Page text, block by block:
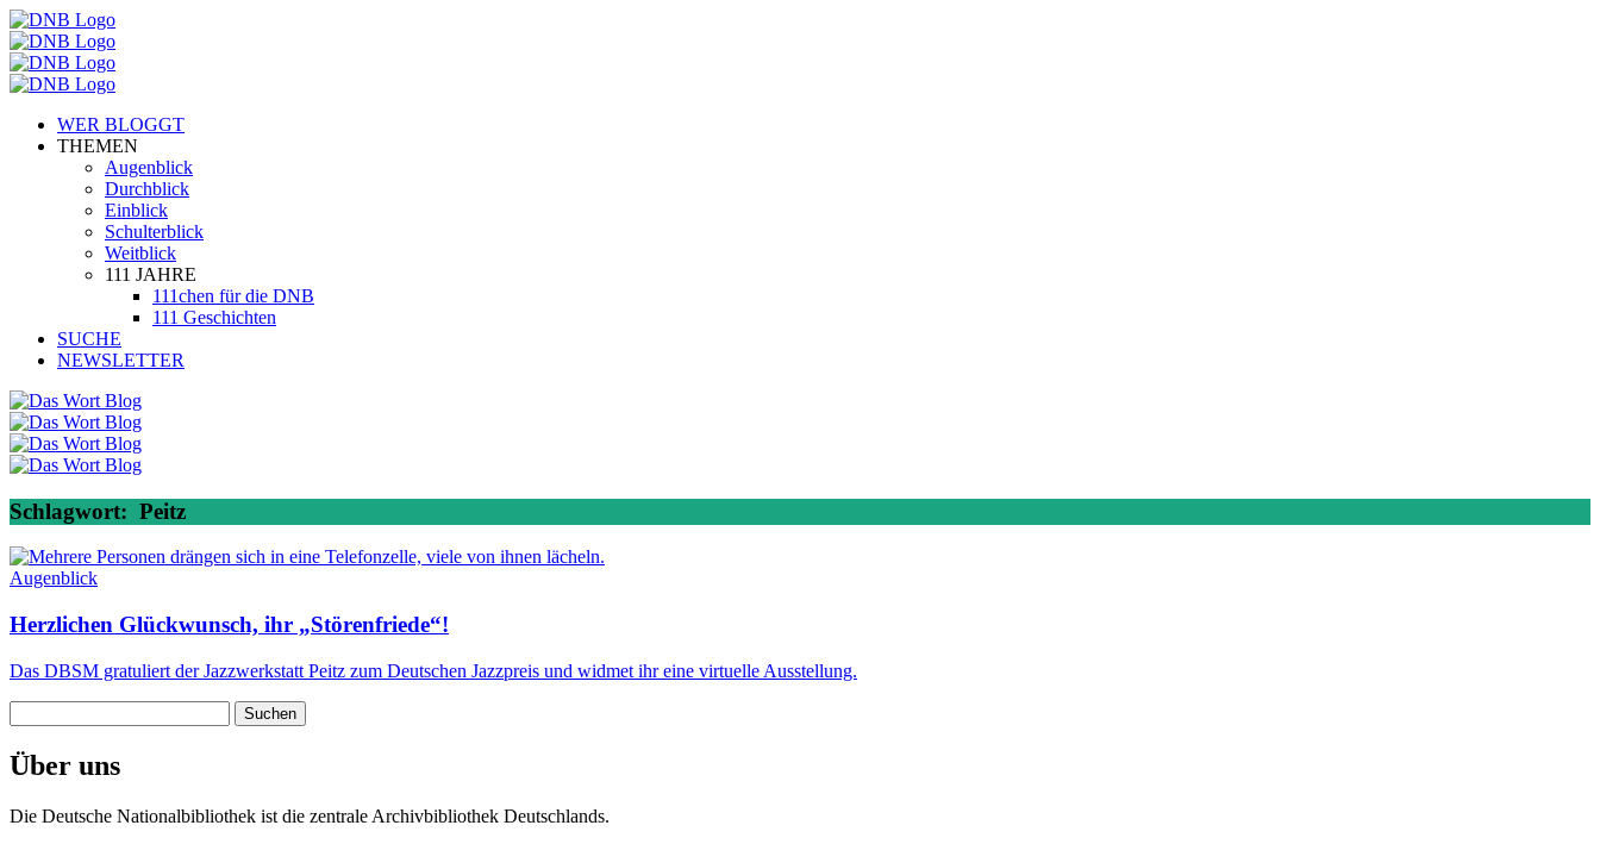
WER BLOGGT
THEMEN
Augenblick
Durchblick
Einblick
Schulterblick
Weitblick
111 JAHRE
111chen für die DNB
111 Geschichten
SUCHE
NEWSLETTER
Schlagwort: Peitz
Augenblick
Herzlichen Glückwunsch, ihr „Störenfriede“!
Das DBSM gratuliert der Jazzwerkstatt Peitz zum Deutschen Jazzpreis und widmet ihr eine virtuelle Ausstellung.
nach:
Über uns
Die Deutsche Nationalbibliothek ist die zentrale Archivbibliothek Deutschlands.